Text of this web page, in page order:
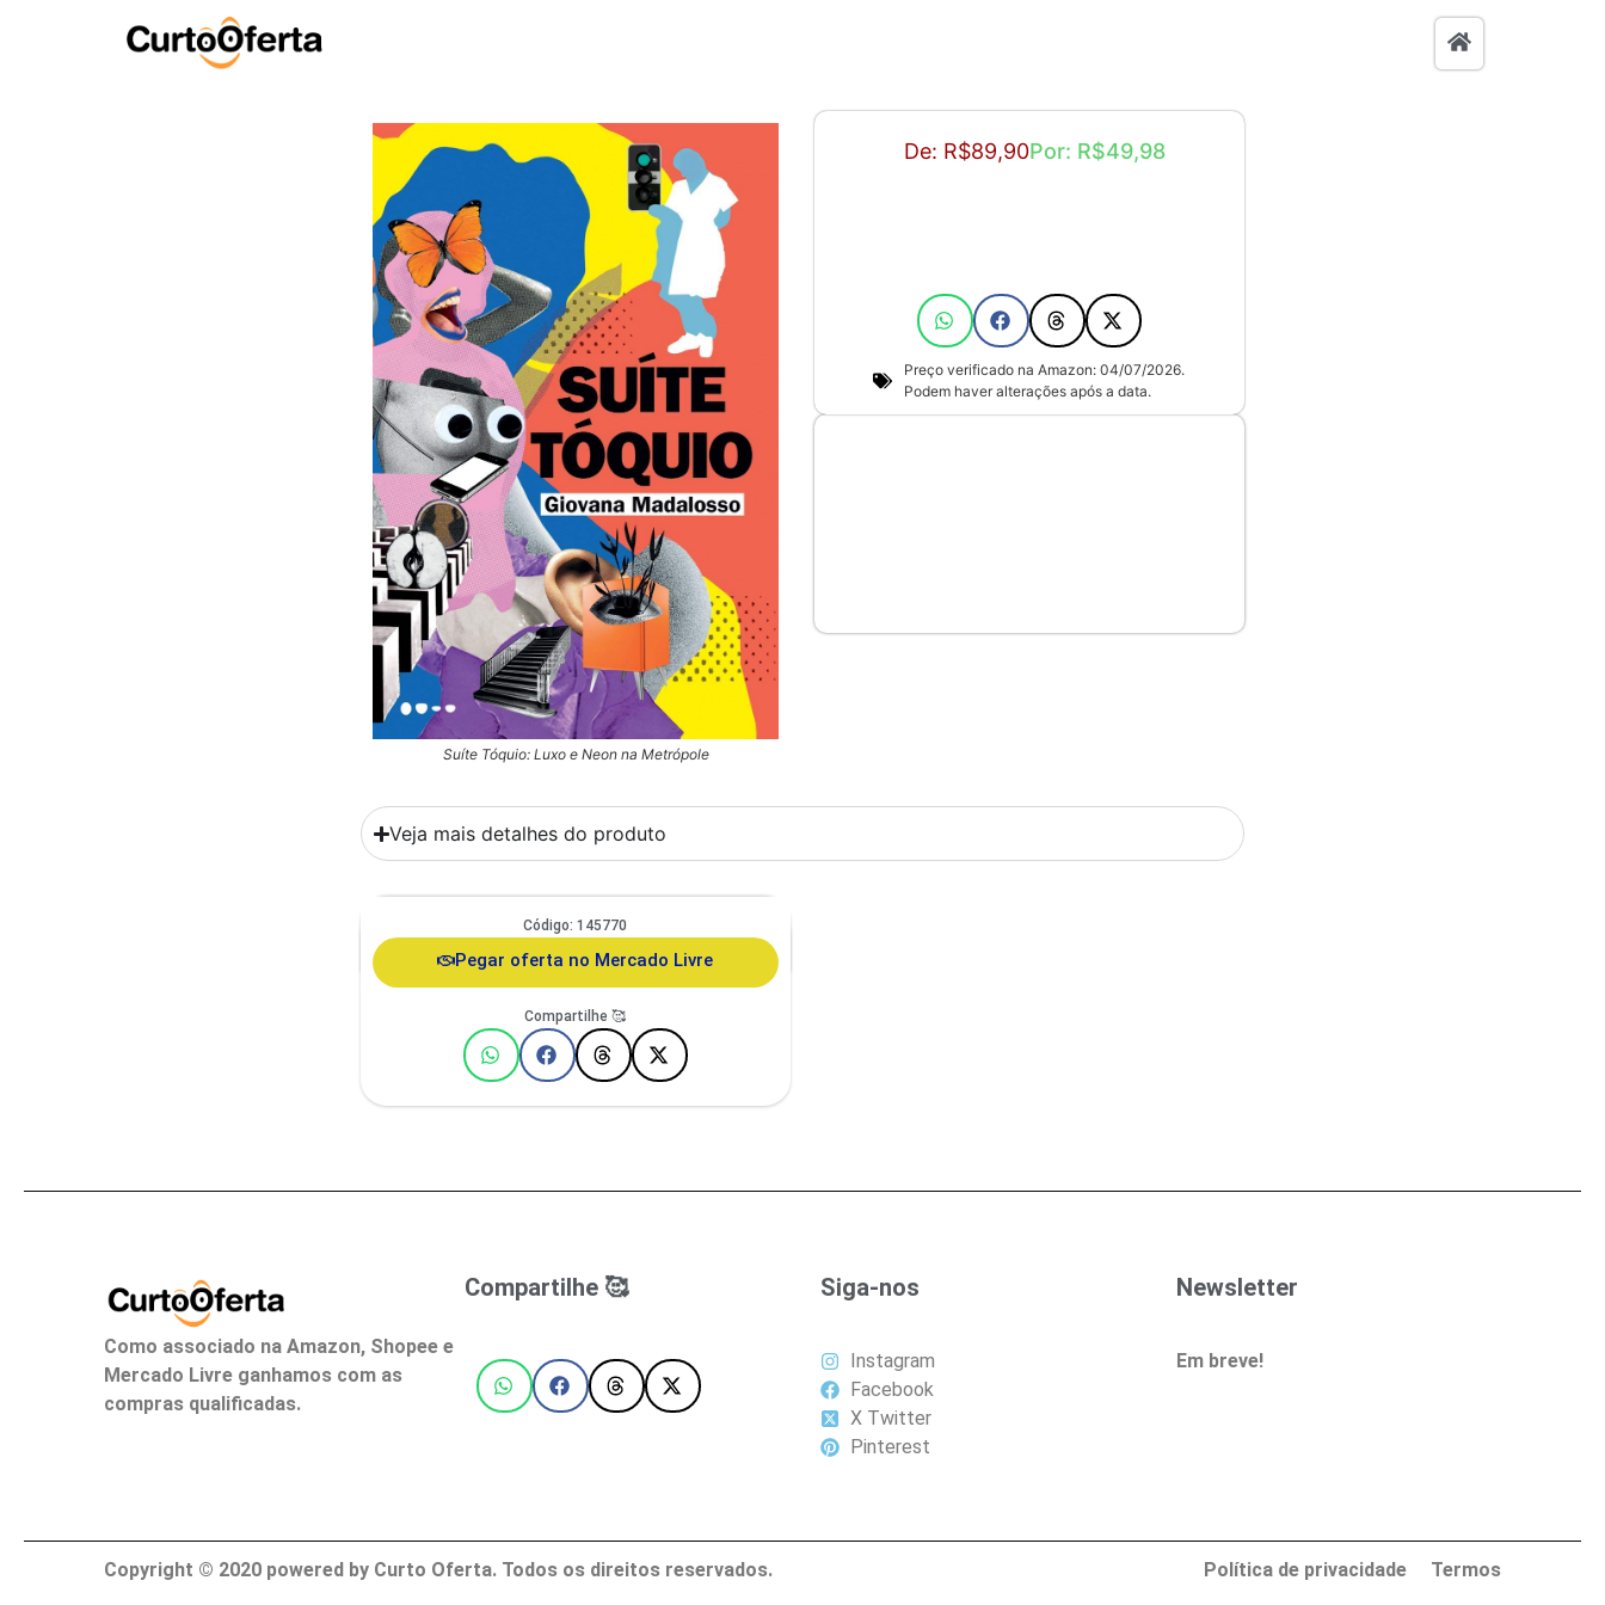
Suíte Tóquio: Luxo e Neon na Metrópole
De: R$89,90Por: R$49,98
Preço verificado na Amazon: 04/07/2026.
Podem haver alterações após a data.
Veja mais detalhes do produto
Comedouro Duplo Gato E Cachorro De Pequeno Porte
Itaporã Duo Design
Código: 145770
Pegar oferta no Mercado Livre
Compartilhe 🥰
Como associado na Amazon, Shopee e
Mercado Livre ganhamos com as
compras qualificadas.
Compartilhe 🥰 Siga-nos
Instagram
Facebook
X Twitter
Pinterest
Newsletter
Em breve!
Copyright © 2020 powered by Curto Oferta. Todos os direitos reservados. Política de privacidade Termos